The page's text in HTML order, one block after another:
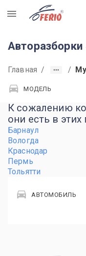
R
Главная / /
МОДЕЛЬ
К сожалению
они есть в этих
Барнаул
Вологда
Краснодар
Пермь
Тольятти
АВТОМОБИЛЬ